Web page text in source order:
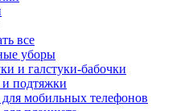
все
уборы
и галстуки-бабочки
подтяжки
мобильных телефонов